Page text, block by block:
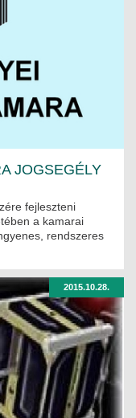
JOGSEGÉLY
fejleszteni
a kamarai
rendszeres
2015.10.28.